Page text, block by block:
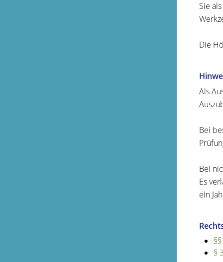
Sie
Die
Als
Bei
Bei
Es
ein
§